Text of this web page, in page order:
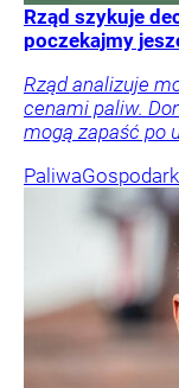
Rząd szykuje
poczekajmy
Rząd analizuje
cenami paliw.
mogą zapaść po
Paliwa